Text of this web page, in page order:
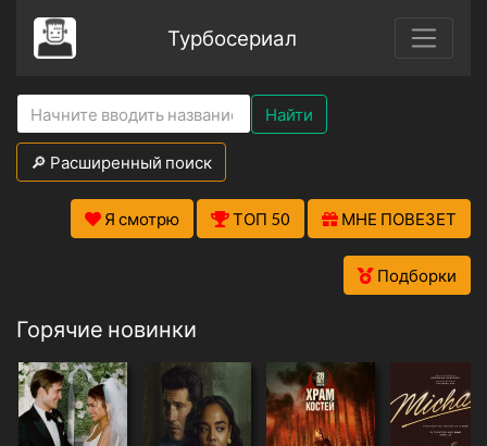
Турбосериал
Найти
🔎 Расширенный поиск
Я смотрю ТОП 50 МНЕ ПОВЕЗЕТ
Подборки
Горячие новинки